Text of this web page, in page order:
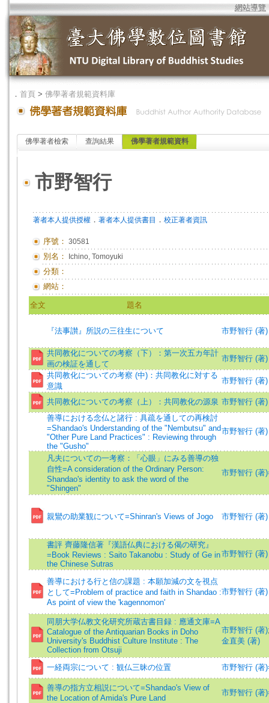
網站導覽
． 首頁 > 佛學著者規範資料庫
佛學著者檢索 查詢結果 佛學著者規範資料
市野智行
著者本人提供授權 ． 著者本人提供書目 ． 校正著者資訊
序號： 30581
別名： Ichino, Tomoyuki
分類：
網站：
全文 題名
『法事讃』所説の三往生について 市野智行 (著)
共同教化についての考察（下）：第一次五カ年計
画の検証を通して
市野智行 (著)
共同教化についての考察 (中)：共同教化に対する
意識
市野智行 (著)
共同教化についての考察（上）：共同教化の源泉 市野智行 (著)
善導における念仏と諸行 : 具疏を通しての再検討
=Shandao's Understanding of the "Nembutsu" and
"Other Pure Land Practices" : Reviewing through
the "Gusho"
市野智行 (著)
凡夫についての一考察：「心眼」にみる善導の独
自性=A consideration of the Ordinary Person:
Shandao's identity to ask the word of the
"Shingen"
市野智行 (著
親鸞の助業観について=Shinran's Views of Jogo 市野智行 (著)
書評 齊藤隆信著『漢語仏典における偈の研究』
=Book Reviews : Saito Takanobu : Study of Ge in
the Chinese Sutras
市野智行 (著)
善導における行と信の課題 : 本願加減の文を視点
として=Problem of practice and faith in Shandao :
As point of view the 'kagennomon'
市野智行 (著)
同朋大学仏教文化研究所蔵古書目録 : 應通文庫=A
Catalogue of the Antiquarian Books in Doho
University's Buddhist Culture Institute : The
Collection from Otsuji
市野智行 (著)
金直美 (著)
一経両宗について : 観仏三昧の位置 市野智行 (著
善導の指方立相説について=Shandao's View of
the Location of Amida's Pure Land
市野智行 (著